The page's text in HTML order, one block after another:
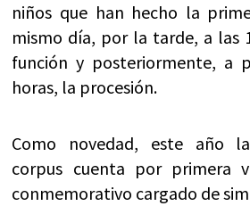
niños que han hecho la
mismo día, por la tarde, a las
función y posteriormente, a
horas, la procesión.
Como novedad, este año
corpus cuenta por primera
conmemorativo cargado de